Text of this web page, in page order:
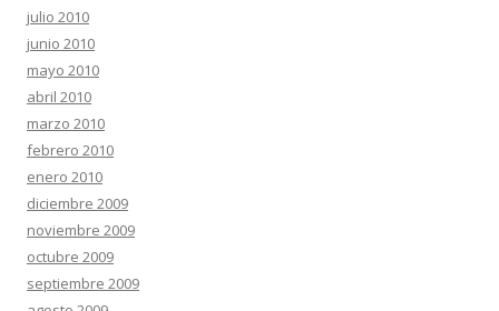
julio 2010
junio 2010
mayo 2010
abril 2010
marzo 2010
febrero 2010
enero 2010
diciembre 2009
noviembre 2009
octubre 2009
septiembre 2009